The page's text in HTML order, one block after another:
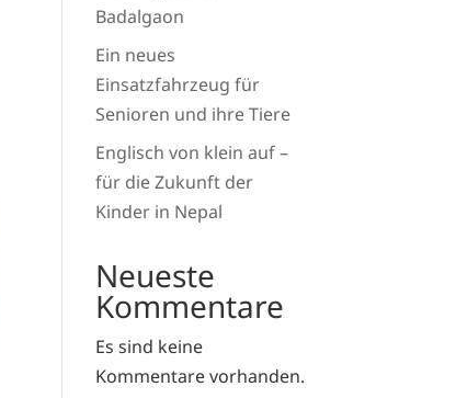
Badalgaon
Ein neues
Einsatzfahrzeug für
Senioren und ihre Tiere
Englisch von klein auf –
für die Zukunft der
Kinder in Nepal
Neueste
Kommentare
Es sind keine
Kommentare vorhanden.